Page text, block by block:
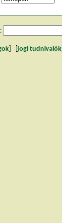
jogi tudnivalók